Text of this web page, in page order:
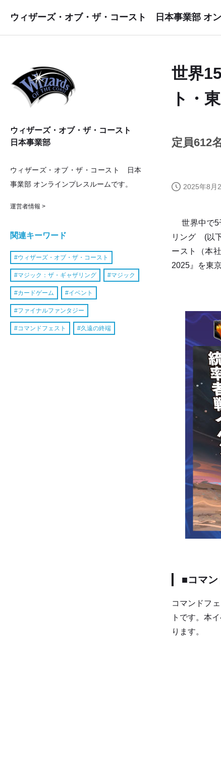
ウィザーズ・オブ・ザ・コースト 日本事業部 オ
ウィザーズ・オブ・ザ・コースト
日本事業部
ウィザーズ・オブ・ザ・コースト 日本
事業部 オンラインプレスルームです。
運営者情報 >
関連キーワード
ウィザーズ・オブ・ザ・コースト
マジック：ザ・ギャザリング マジック
カードゲーム イベント
ファイナルファンタジー
コマンドフェスト 久遠の終端
世界
ト・
定員612
2025年8月
世界中で5
リング (以
ースト（本
2025』を東
■コマン
コマンドフ
トです。本
ります。